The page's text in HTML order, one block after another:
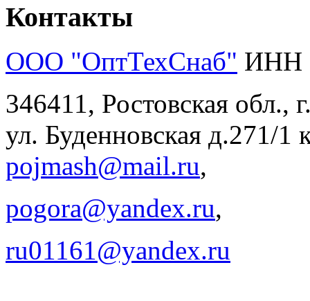
Контакты
ООО "ОптТехСнаб" ИНН
346411, Ростовская обл.,
ул. Буденновская д.271/1
pojmash@mail.ru,
pogora@yandex.ru,
ru01161@yandex.ru